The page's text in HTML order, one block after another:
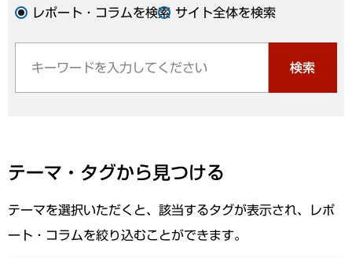
レポート・コラムを検索 サイト全体を検索
検索
テーマ・タグから見つける
テーマを選択いただくと、該当するタグが表示され、レポ
ート・コラムを絞り込むことができます。